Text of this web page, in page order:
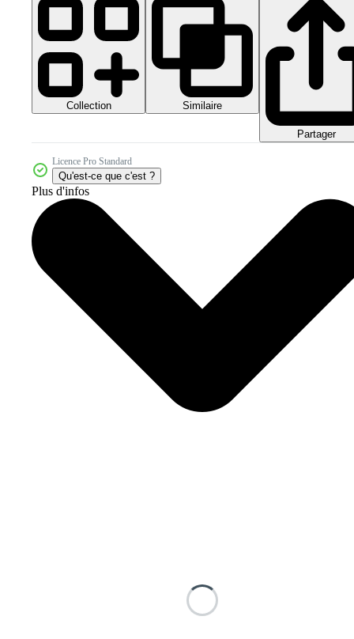
Collection Similaire
Partager
Licence Pro Standard
Qu'est-ce que c'est ?
Plus d'infos